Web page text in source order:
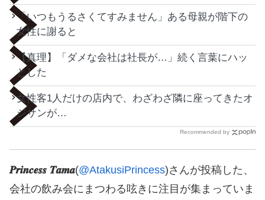
「いつもうるさくてすみません」ある母親が階下の
女性に謝ると
【真理】「ダメな会社は社長が…」続く言葉にハッ
とした
女性客1人だけの店内で、わざわざ隣に座ってきたオ
ジサンが…
Recommended by
𝑷𝒓𝒊𝒏𝒄𝒆𝒔𝒔 𝑻𝒂𝒎𝒂(@AtakusiPrincess)さんが投稿した、
会社の飲み会にまつわる呟きに注目が集まっていま